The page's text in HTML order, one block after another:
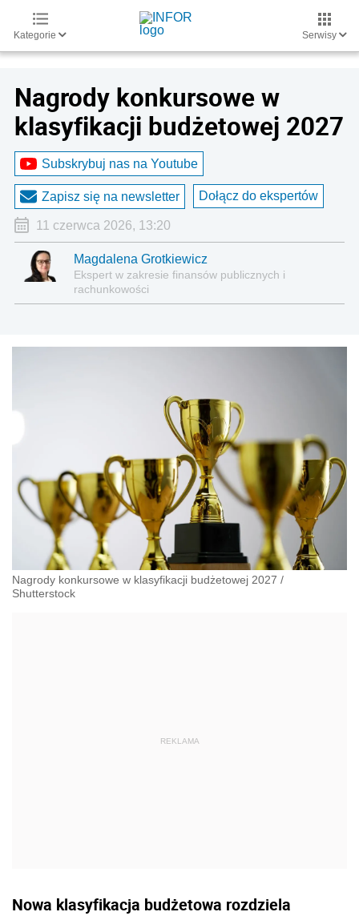
Kategorie Serwisy
Nagrody konkursowe w
klasyfikacji budżetowej 2027
Subskrybuj nas na Youtube
Zapisz się na newsletter Dołącz do ekspertów
11 czerwca 2026, 13:20
Magdalena Grotkiewicz
Ekspert w zakresie finansów publicznych i
rachunkowości
Nagrody konkursowe w klasyfikacji budżetowej 2027 /
Shutterstock
Nowa klasyfikacja budżetowa rozdziela